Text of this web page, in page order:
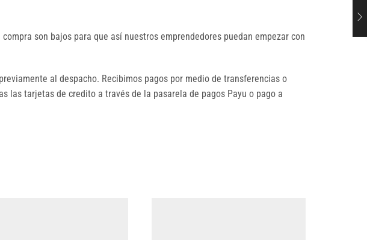
son bajos para que así nuestros emprendedores puedan empezar con
al despacho. Recibimos pagos por medio de transferencias o
las tarjetas de credito a través de la pasarela de pagos Payu o pago a